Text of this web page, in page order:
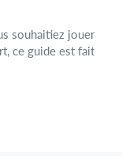
souhaitiez jouer
ce guide est fait